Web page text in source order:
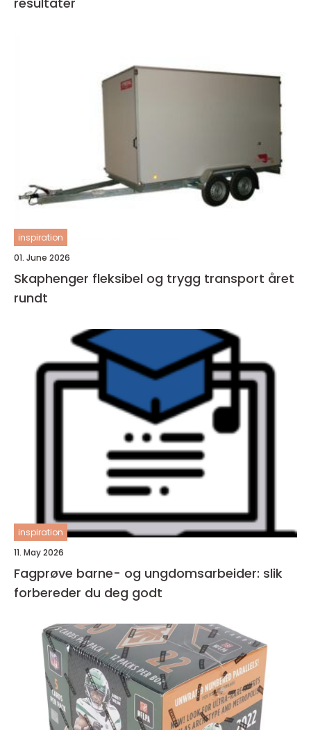
inspiration
01. June 2026
Skaphenger fleksibel og trygg transport året
rundt
inspiration
11. May 2026
Fagprøve barne- og ungdomsarbeider: slik
forbereder du deg godt